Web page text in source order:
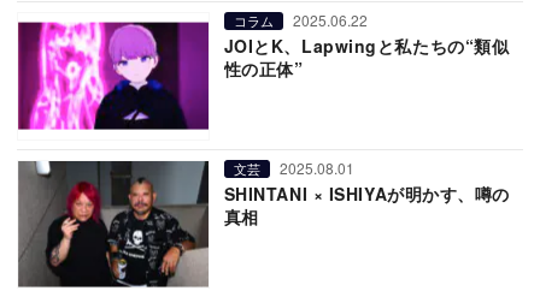
コラム 2025.06.22
JOIとK、Lapwingと私たちの“類似
性の正体”
文芸 2025.08.01
SHINTANI × ISHIYAが明かす、噂の
真相